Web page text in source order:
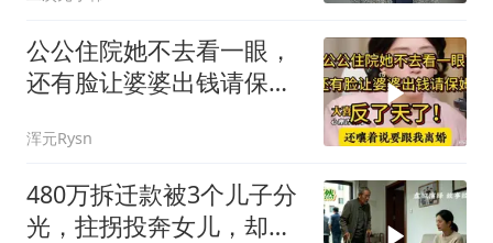
公公住院她不去看一眼，
还有脸让婆婆出钱请保
浑元Rysn
480万拆迁款被3个儿子分
光，拄拐投奔女儿，却被